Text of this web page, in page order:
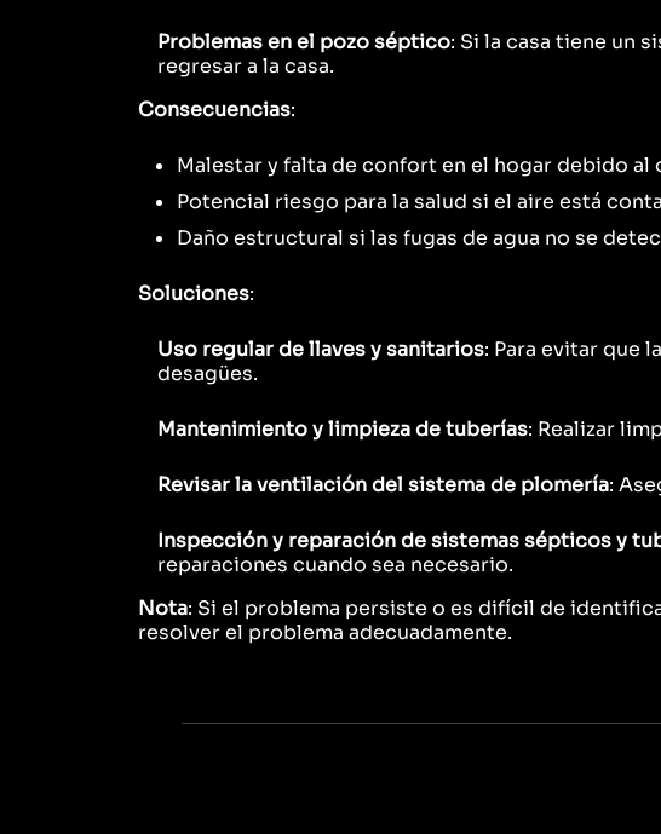
Problemas en el pozo séptico: Si la casa tiene un
regresar a la casa.
Consecuencias:
Malestar y falta de confort en el hogar debido al
Potencial riesgo para la salud si el aire está
Daño estructural si las fugas de agua no se
Soluciones:
Uso regular de llaves y sanitarios: Para evitar que
desagües.
Mantenimiento y limpieza de tuberías: Realizar
Revisar la ventilación del sistema de plomería:
Inspección y reparación de sistemas sépticos y
reparaciones cuando sea necesario.
Nota: Si el problema persiste o es difícil de
resolver el problema adecuadamente.